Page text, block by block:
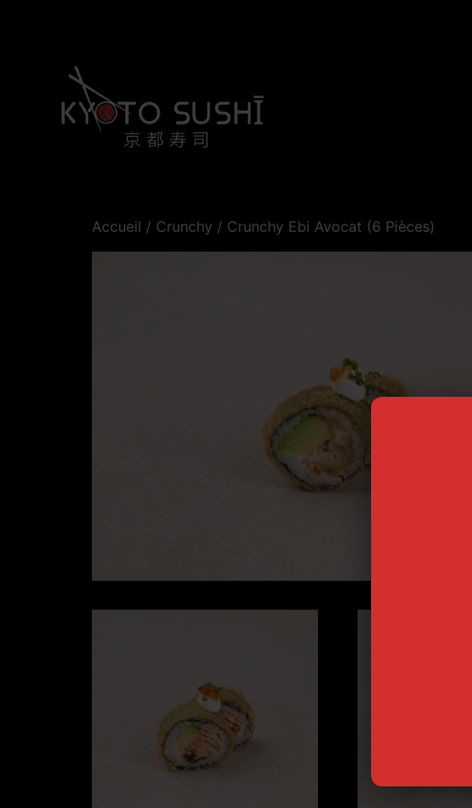
Accueil / Crunchy / Crunchy Ebi Avocat (6 Pièces)